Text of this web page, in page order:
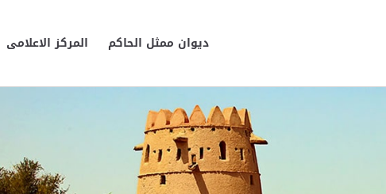
ديوان ممثل الحاكم المركز الاعلامى